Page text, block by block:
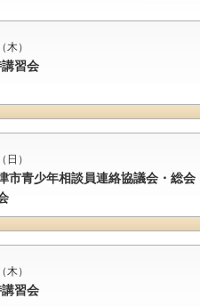
）
習会
）
市青少年相談員連絡協議会・総会
）
習会